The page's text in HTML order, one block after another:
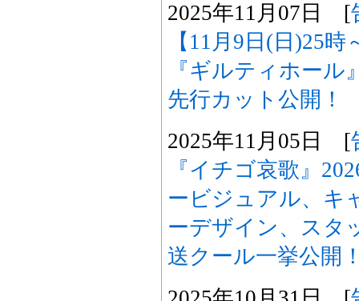
2025年11月07日 [
【11月9日(日)25
『ギルティホー
先行カット公開！
2025年11月05日 [
『イチゴ哀歌』
ービジュアル、キ
ーデザイン、スタ
送クール一挙公開